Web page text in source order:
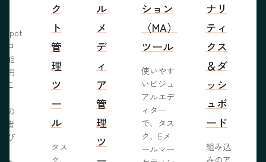
ロ
能
用
こ
の
者
び
ク
ト
管
理
ツ
ー
ル
タス
ル
メ
デ
ィ
ア
管
理
ツ
ション
（MA）
ツール
使いやす
いビジュ
アルエデ
ィター
で、タス
ク、Eメ
ールマー
ナリ
ティ
クス
＆ダ
ッシ
ュボ
ード
組み込